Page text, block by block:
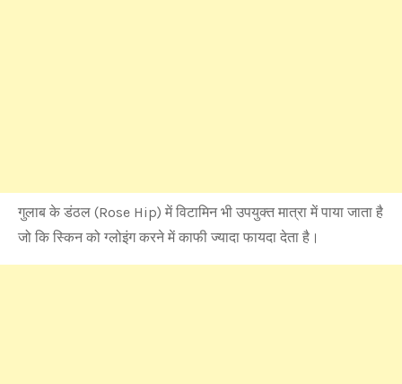
गुलाब के डंठल (Rose Hip) में विटामिन भी उपयुक्त मात्रा में पाया जाता है
जो कि स्किन को ग्लोइंग करने में काफी ज्यादा फायदा देता है।